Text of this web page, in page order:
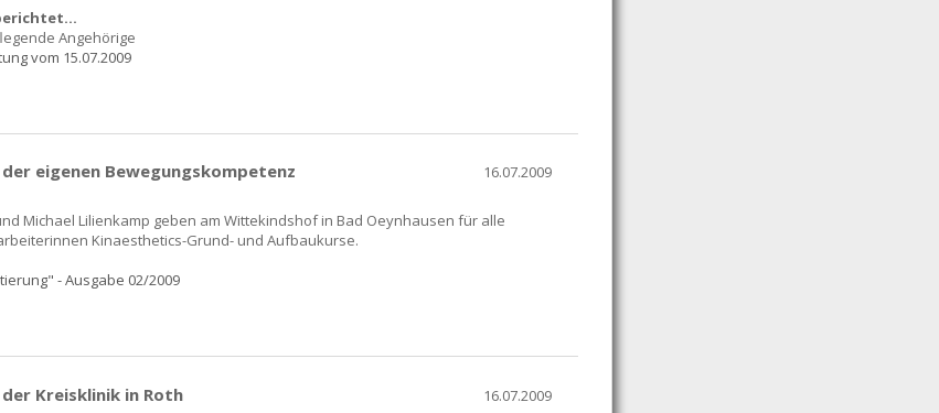
Angehörige
vom 15.07.2009
eigenen Bewegungskompetenz 16.07.2009
Michael Lilienkamp geben am Wittekindshof in Bad Oeynhausen für alle
Kinaesthetics-Grund- und Aufbaukurse.
- Ausgabe 02/2009
Kreisklinik in Roth 16.07.2009